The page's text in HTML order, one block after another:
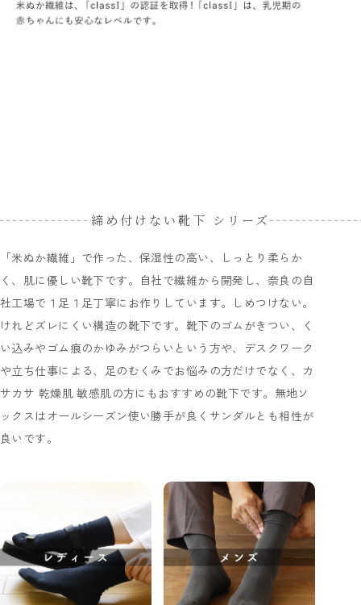
締め付けない靴下 シリーズ
「米ぬか繊維」で作った、保湿性の高い、しっとり柔らか
く、肌に優しい靴下です。自社で繊維から開発し、奈良の自
社工場で１足１足丁寧にお作りしています。しめつけない。
けれどズレにくい構造の靴下です。靴下のゴムがきつい、く
い込みやゴム痕のかゆみがつらいという方や、デスクワーク
や立ち仕事による、足のむくみでお悩みの方だけでなく、カ
サカサ 乾燥肌 敏感肌の方にもおすすめの靴下です。無地ソ
ックスはオールシーズン使い勝手が良くサンダルとも相性が
良いです。